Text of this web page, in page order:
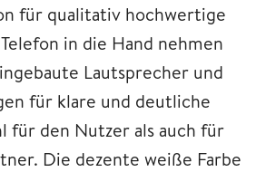
für qualitativ hochwertige
in die Hand nehmen
Lautsprecher und
für klare und deutliche
für den Nutzer als auch für
Die dezente weiße Farbe